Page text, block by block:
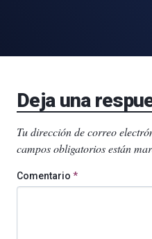
Deja una
Tu dirección de correo
campos obligatorios están
Comentario *